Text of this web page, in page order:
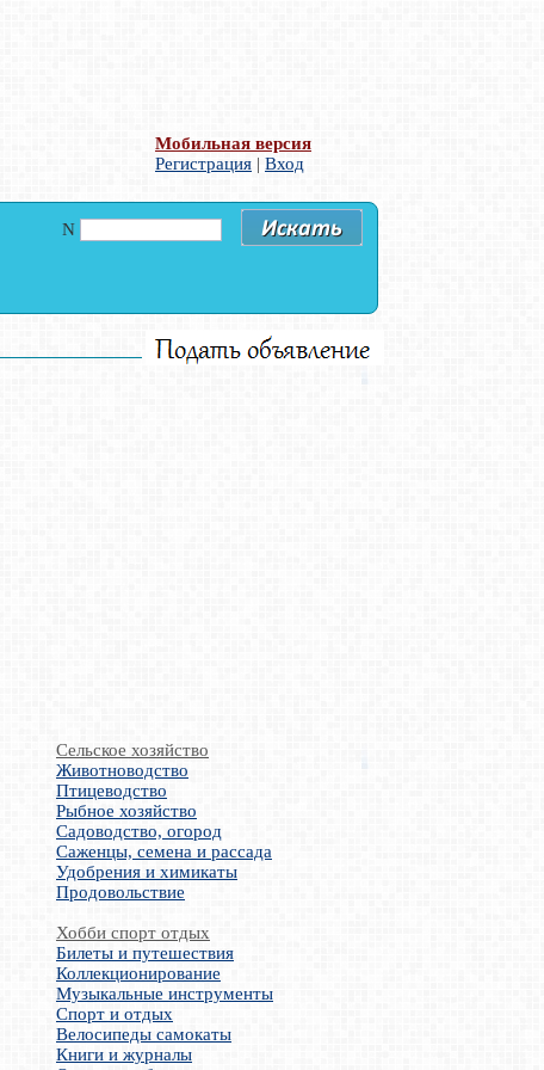
Мобильная версия
Регистрация | Вход
N
Сельское хозяйство
Животноводство
Птицеводство
Рыбное хозяйство
Садоводство, огород
Саженцы, семена и рассада
Удобрения и химикаты
Продовольствие
Хобби спорт отдых
Билеты и путешествия
Коллекционирование
Музыкальные инструменты
Спорт и отдых
Велосипеды самокаты
Книги и журналы